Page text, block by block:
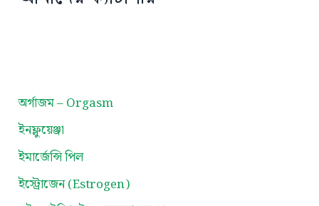
অর্গাজম – Orgasm
ইনফ্লুয়েঞ্জা
ইমার্জেন্সি পিল
ইস্ট্রোজেন (Estrogen)